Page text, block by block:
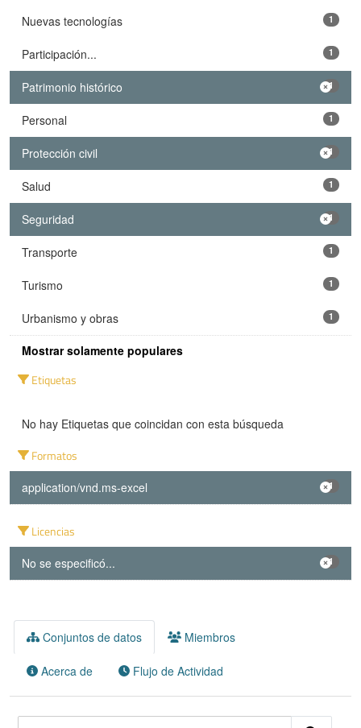
Nuevas tecnologías 1
Participación... 1
Patrimonio histórico 1
Personal 1
Protección civil 1
Salud 1
Seguridad 1
Transporte 1
Turismo 1
Urbanismo y obras 1
Mostrar solamente populares
Etiquetas
No hay Etiquetas que coincidan con esta búsqueda
Formatos
application/vnd.ms-excel 1
Licencias
No se especificó... 1
Conjuntos de datos Miembros
Acerca de Flujo de Actividad